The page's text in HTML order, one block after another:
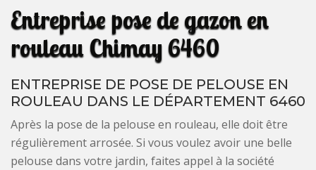
Entreprise pose de gazon en
rouleau Chimay 6460
ENTREPRISE DE POSE DE PELOUSE EN
ROULEAU DANS LE DÉPARTEMENT 6460
Après la pose de la pelouse en rouleau, elle doit être
régulièrement arrosée. Si vous voulez avoir une belle
pelouse dans votre jardin, faites appel à la société